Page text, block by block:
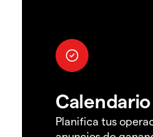
Planifica tus